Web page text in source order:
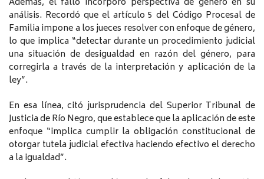
análisis. Recordó que el artículo 5 del Código Procesal de
Familia impone a los jueces resolver con enfoque de género,
lo que implica “detectar durante un procedimiento judicial
una situación de desigualdad en razón del género, para
corregirla a través de la interpretación y aplicación de la
ley”.
En esa línea, citó jurisprudencia del Superior Tribunal de
Justicia de Río Negro, que establece que la aplicación de este
enfoque “implica cumplir la obligación constitucional de
otorgar tutela judicial efectiva haciendo efectivo el derecho
a la igualdad”.